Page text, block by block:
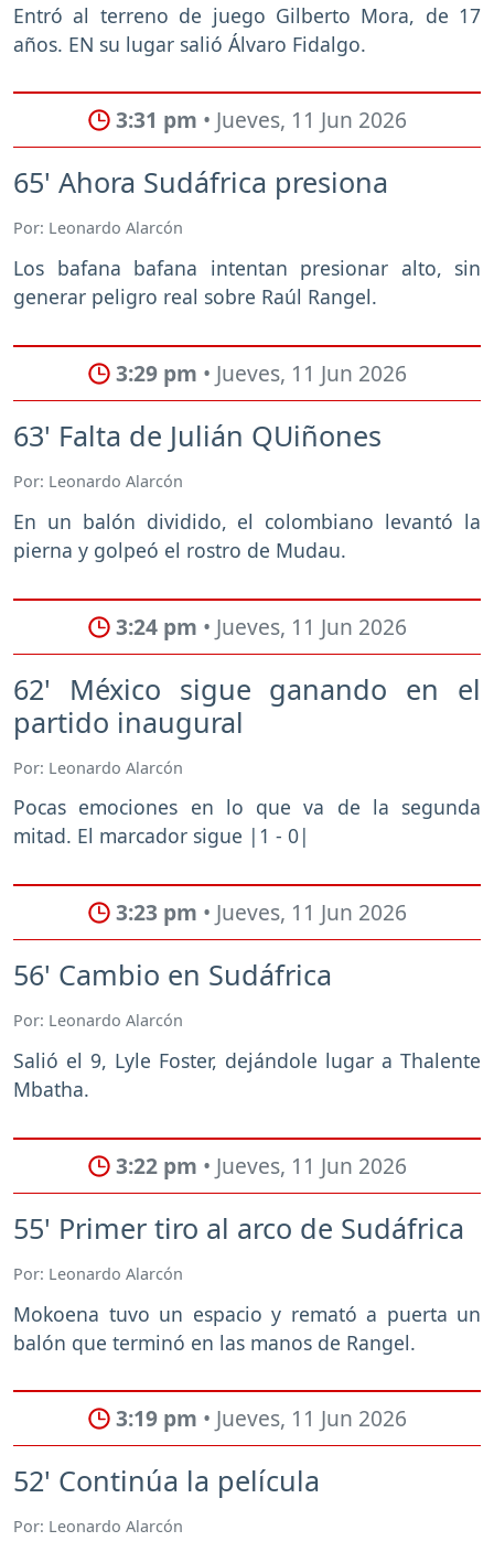
Entró al terreno de juego Gilberto Mora, de 17
años. EN su lugar salió Álvaro Fidalgo.
3:31 pm • Jueves, 11 Jun 2026
65' Ahora Sudáfrica presiona
Por: Leonardo Alarcón
Los bafana bafana intentan presionar alto, sin
generar peligro real sobre Raúl Rangel.
3:29 pm • Jueves, 11 Jun 2026
63' Falta de Julián QUiñones
Por: Leonardo Alarcón
En un balón dividido, el colombiano levantó la
pierna y golpeó el rostro de Mudau.
3:24 pm • Jueves, 11 Jun 2026
62' México sigue ganando en el
partido inaugural
Por: Leonardo Alarcón
Pocas emociones en lo que va de la segunda
mitad. El marcador sigue |1 - 0|
3:23 pm • Jueves, 11 Jun 2026
56' Cambio en Sudáfrica
Por: Leonardo Alarcón
Salió el 9, Lyle Foster, dejándole lugar a Thalente
Mbatha.
3:22 pm • Jueves, 11 Jun 2026
55' Primer tiro al arco de Sudáfrica
Por: Leonardo Alarcón
Mokoena tuvo un espacio y remató a puerta un
balón que terminó en las manos de Rangel.
3:19 pm • Jueves, 11 Jun 2026
52' Continúa la película
Por: Leonardo Alarcón